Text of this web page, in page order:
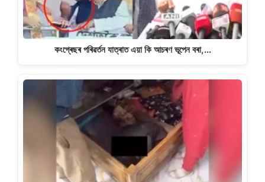
কংগ্ৰেছৰ পৰিৱৰ্তন যাত্ৰাত এয়া কি আচৰণ ভূপেন বৰা,…